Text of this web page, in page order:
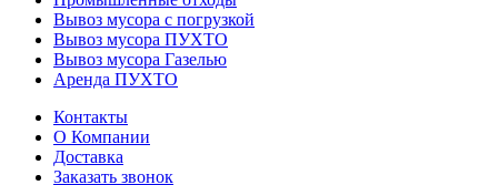
Вывоз мусора с погрузкой
Вывоз мусора ПУХТО
Вывоз мусора Газелью
Аренда ПУХТО
Контакты
О Компании
Доставка
Заказать звонок